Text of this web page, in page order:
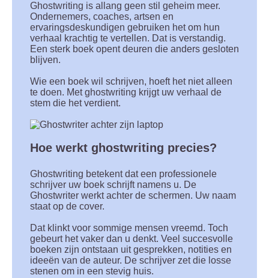
Ghostwriting is allang geen stil geheim meer.
Ondernemers, coaches, artsen en
ervaringsdeskundigen gebruiken het om hun
verhaal krachtig te vertellen. Dat is verstandig.
Een sterk boek opent deuren die anders gesloten
blijven.
Wie een boek wil schrijven, hoeft het niet alleen
te doen. Met ghostwriting krijgt uw verhaal de
stem die het verdient.
Hoe werkt ghostwriting precies?
Ghostwriting betekent dat een professionele
schrijver uw boek schrijft namens u. De
Ghostwriter werkt achter de schermen. Uw naam
staat op de cover.
Dat klinkt voor sommige mensen vreemd. Toch
gebeurt het vaker dan u denkt. Veel succesvolle
boeken zijn ontstaan uit gesprekken, notities en
ideeën van de auteur. De schrijver zet die losse
stenen om in een stevig huis.